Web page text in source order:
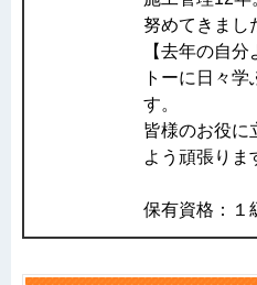
努めてきまし
【去年の自
トーに日々
す。
皆様のお役に
よう頑張りま
保有資格：１